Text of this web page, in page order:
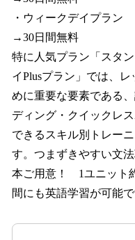
・ウィークデイプラ
→30日間無料
特に人気プラン「スタ
イPlusプラン」では、
めに重要な要素である
ディング・クイックレ
できるスキル別トレー
す。つまずきやすい文
本ご用意！ 1ユニット
間にも英語学習が可能で